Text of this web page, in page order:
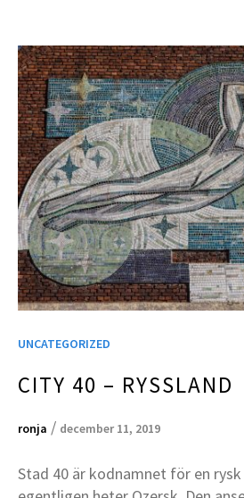
UNCATEGORIZED
CITY 40 – RYSSLAND
ronja / december 11, 2019
Stad 40 är kodnamnet för en